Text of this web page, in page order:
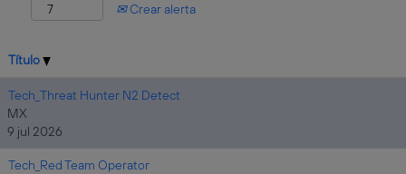
Crear alerta
Título
Tech_Threat Hunter N2 Detect
MX
9 jul 2026
Tech_Red Team Operator